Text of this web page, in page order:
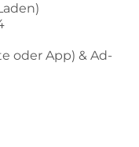
oder App) & Ad-